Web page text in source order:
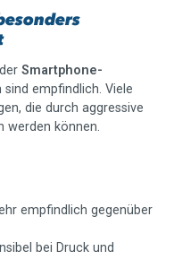
Smartphone-
empfindlich. Viele
die durch aggressive
werden können.
empfindlich gegenüber
bei Druck und